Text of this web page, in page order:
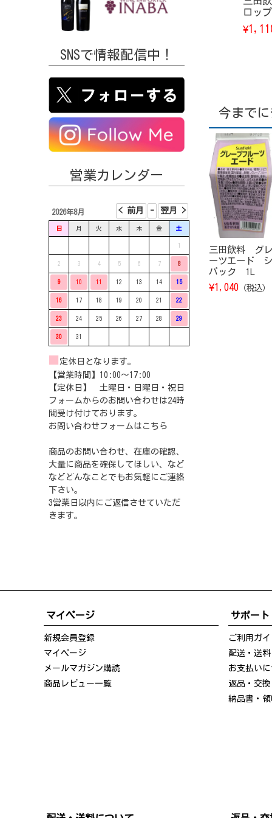
SNSで情報配信中！
営業カレンダー
2026年8月
日 月 火 水 木 金 土
1
2 3 4 5 6 7 8
9 10 11 12 13 14 15
16 17 18 19 20 21 22
23 24 25 26 27 28 29
30 31
定休日となります。
【営業時間】10:00〜17:00
【定休日】 土曜日・日曜日・祝日
フォームからのお問い合わせは24時
間受け付けております。
お問い合わせフォームは こちら
商品のお問い合わせ、在庫の確認、
大量に商品を確保してほしい、など
などどんなことでもお気軽にご連絡
下さい。
3営業日以内にご返信させていただ
きます。
ロッ
¥
今まで
三田飲料 グ
ーツエード
パック 1L
¥1,040 （税込）
マイページ
新規会員登録
マイページ
メールマガジン購読
商品レビュー一覧
サポート
ご利用ガ
配送・送
お支払い
返品・交
納品書・